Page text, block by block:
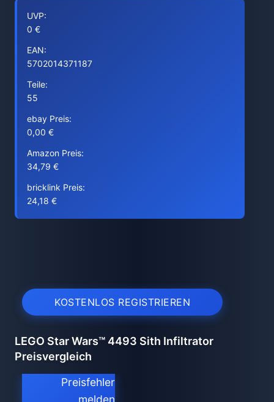
UVP:
0 €
EAN:
5702014371187
Teile:
55
ebay Preis:
0,00 €
Amazon Preis:
34,79 €
bricklink Preis:
24,18 €
KOSTENLOS REGISTRIEREN
LEGO Star Wars™ 4493 Sith Infiltrator
Preisvergleich
Preisfehler
melden